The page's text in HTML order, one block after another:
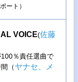
ート）
VOICE(佐藤
％責任選曲で
（ヤナセ、メ